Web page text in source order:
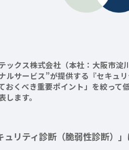
ックス株式会社（本社：大阪市淀
ルサービス”が提供する『セキュ
おくべき重要ポイント」を絞って
します。
リティ診断（脆弱性診断）」